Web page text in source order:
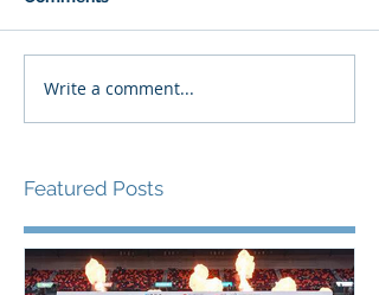
Write a comment...
Featured Posts